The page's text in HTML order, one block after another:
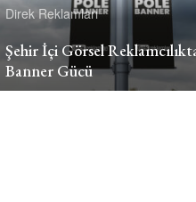
Direk Reklamları
Şehir İçi Görsel
Banner Gücü